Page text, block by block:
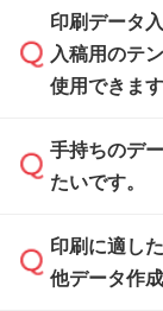
※土日祝日
※沖縄・離
ザインソフ
また、「デ
せいただけ
タを1点作
Illustratorや
ザインソフ
い方は、完
積・ご注文
ください。
ご入稿後は
がないかチ
刷に進みま
印刷データ
入稿用のテ
使用できま
一部商品は
ます。各商
入稿用のテ
Illustratorや
手持ちのデ
たいです。
印刷に適し
タッフが事
印刷に適し
他データ作